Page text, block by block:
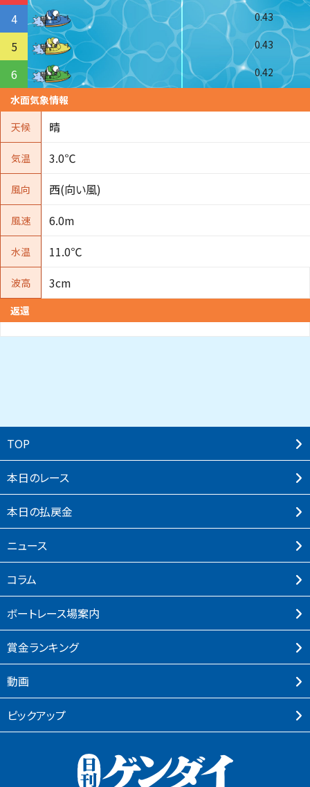
4 0.43
5 0.43
6
0.42
水面気象情報
天候
晴
気温 3.0℃
風向 西(向い風)
風速 6.0m
水温 11.0℃
波高 3cm
返還
TOP
本⽇のレース
本⽇の払戻⾦
ニュース
コラム
ボートレース場案内
賞⾦ランキング
動画
ピックアップ